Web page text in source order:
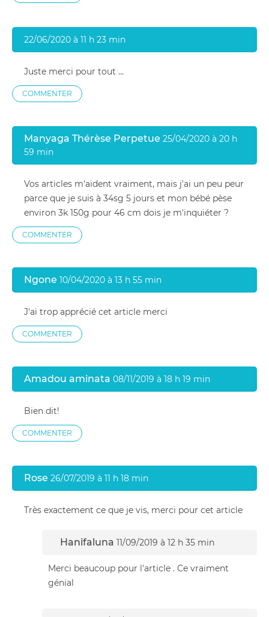
22/06/2020 à 11 h 23 min
Juste merci pour tout ...
COMMENTER
Manyaga Thérèse Perpetue 25/04/2020 à 20 h
59 min
Vos articles m'aident vraiment, mais j'ai un peu peur
parce que je suis à 34sg 5 jours et mon bébé pèse
environ 3k 150g pour 46 cm dois je m'inquiéter ?
COMMENTER
Ngone 10/04/2020 à 13 h 55 min
J'ai trop apprécié cet article merci
COMMENTER
Amadou aminata 08/11/2019 à 18 h 19 min
Bien dit!
COMMENTER
Rose 26/07/2019 à 11 h 18 min
Très exactement ce que je vis, merci pour cet article
Hanifaluna 11/09/2019 à 12 h 35 min
Merci beaucoup pour l'article . Ce vraiment
génial